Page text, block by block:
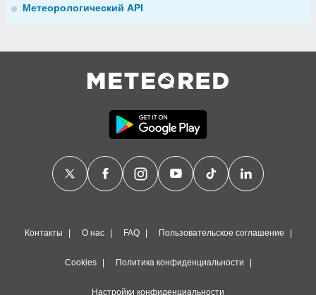
Метеорологический API
Контакты О нас FAQ Пользовательское соглашение
Cookies Политика конфиденциальности
Настройки конфиденциальности